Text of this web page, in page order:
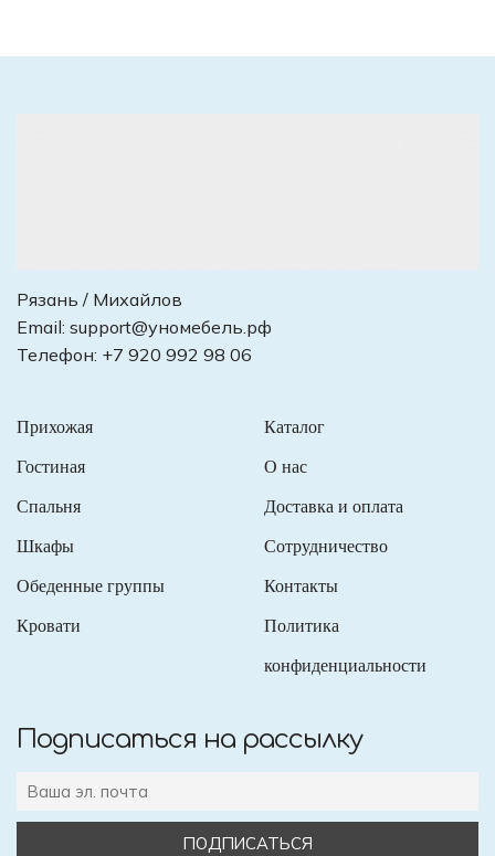
Рязань / Михайлов
Email: support@уномебель.рф
Телефон: +7 920 992 98 06
Прихожая
Гостиная
Спальня
Шкафы
Обеденные группы
Кровати
Каталог
О нас
Доставка и оплата
Сотрудничество
Контакты
Политика
конфиденциальности
Подписаться на рассылку